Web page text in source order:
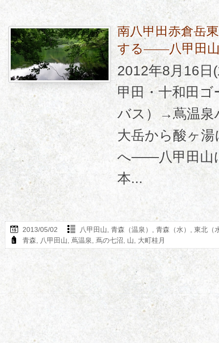
南八甲田赤倉岳
する――八甲田
2012年8月16
甲田・十和田
バス）→蔦温泉
大岳から酸ヶ
へ――八甲田山
本...
2013/05/02 八甲田山 青森（温泉） 青森（水）
東北（
青森
八甲田山 蔦温泉 蔦の七沼 山 大町桂月